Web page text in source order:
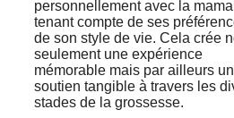
personnellement avec la
tenant compte de ses
de son style de vie. Cela crée
seulement une expérience
mémorable mais par ailleurs un
soutien tangible à travers les
stades de la grossesse.